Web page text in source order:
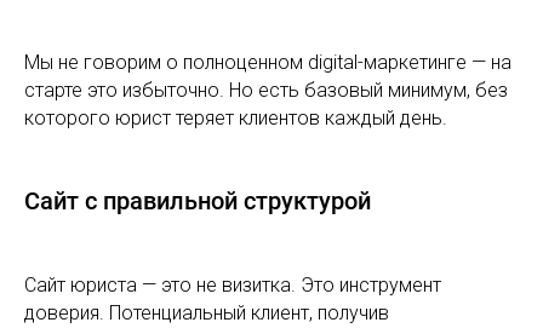
Мы не говорим о полноценном digital-маркетинге — на
старте это избыточно. Но есть базовый минимум, без
которого юрист теряет клиентов каждый день.
Сайт с правильной структурой
Сайт юриста — это не визитка. Это инструмент
доверия. Потенциальный клиент, получив